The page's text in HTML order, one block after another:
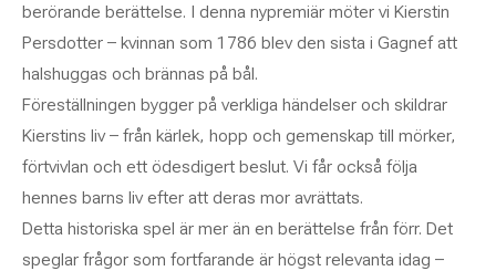
berörande berättelse. I denna nypremiär möter vi Kierstin
Persdotter – kvinnan som 1786 blev den sista i Gagnef att
halshuggas och brännas på bål.
Föreställningen bygger på verkliga händelser och skildrar
Kierstins liv – från kärlek, hopp och gemenskap till mörker,
förtvivlan och ett ödesdigert beslut. Vi får också följa
hennes barns liv efter att deras mor avrättats.
Detta historiska spel är mer än en berättelse från förr. Det
speglar frågor som fortfarande är högst relevanta idag –